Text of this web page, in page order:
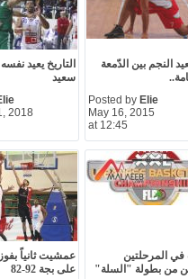
التاريخ يعيد
سعيد
2018
النجم بين الدّمعة
Posted by Elie
May 16, 2015
at 12:45
عمشيت ثانياً
على بجة 92-82
في المرحلتين
من بطولة "السلة"